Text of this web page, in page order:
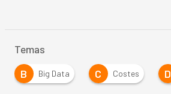
Temas
B
Big Data C Costes D